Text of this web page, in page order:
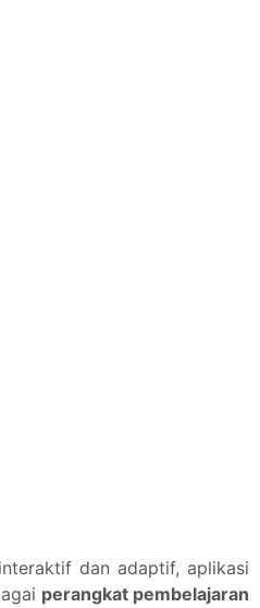
dan adaptif, aplikasi
perangkat pembelajaran